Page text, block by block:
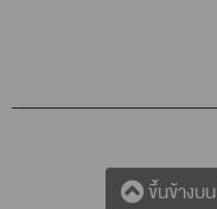
ขึ้นข้างบน